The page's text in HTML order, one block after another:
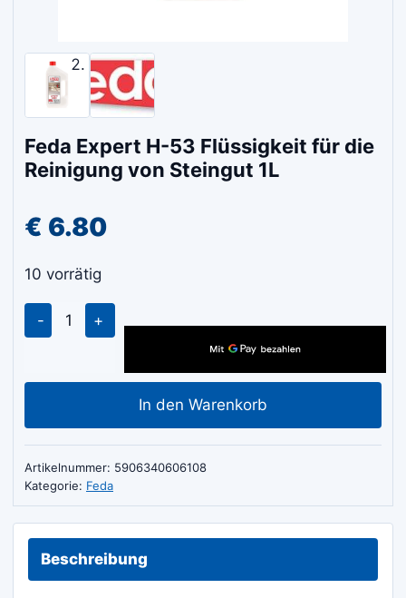
Feda Expert H-53 Flüssigkeit für die
Reinigung von Steingut 1L
€ 6.80
10 vorrätig
Feda
Expert
53
die
Reinigung
von
Steingut
1L
Menge
In den Warenkorb
Artikelnummer: 5906340606108
Kategorie: Feda
Beschreibung